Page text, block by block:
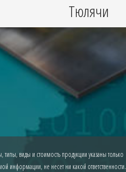
Тюлячи
виды и стоимость продукции указаны только
информации, не несет ни какой ответственности.